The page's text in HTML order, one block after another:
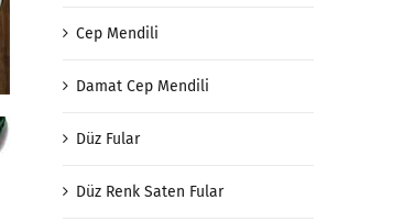
Cep Mendili
Damat Cep Mendili
Düz Fular
Düz Renk Saten Fular